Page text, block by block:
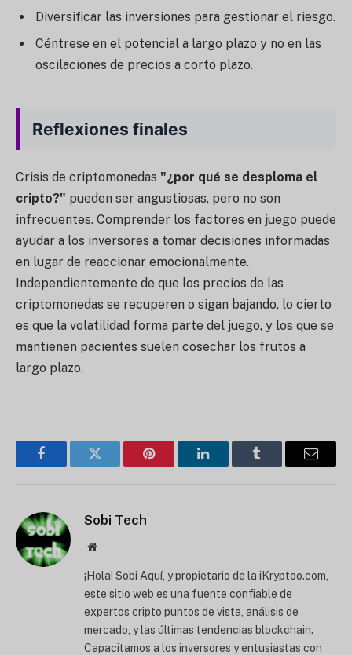
Diversificar las inversiones para gestionar el riesgo.
Céntrese en el potencial a largo plazo y no en las
oscilaciones de precios a corto plazo.
Reflexiones finales
Crisis de criptomonedas "¿por qué se desploma el
cripto?" pueden ser angustiosas, pero no son
infrecuentes. Comprender los factores en juego puede
ayudar a los inversores a tomar decisiones informadas
en lugar de reaccionar emocionalmente.
Independientemente de que los precios de las
criptomonedas se recuperen o sigan bajando, lo cierto
es que la volatilidad forma parte del juego, y los que se
mantienen pacientes suelen cosechar los frutos a
largo plazo.
FacebookTwitter Pinterest LinkedInTumblr
Correo
Sobi Tech
Página
¡Hola! Sobi Aquí, y propietario de la iKryptoo.com,
este sitio web es una fuente confiable de
expertos cripto puntos de vista, análisis de
mercado, y las últimas tendencias blockchain.
Capacitamos a los inversores y entusiastas con